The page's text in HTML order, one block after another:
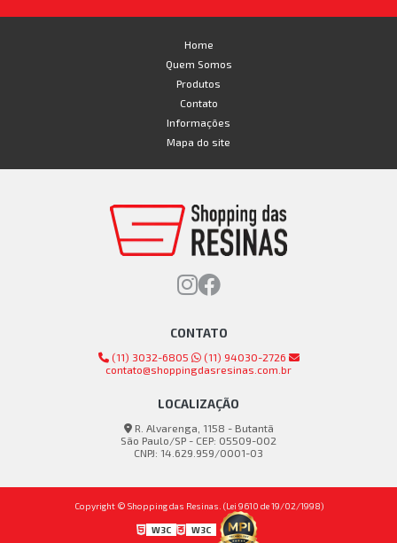
Home
Quem Somos
Produtos
Contato
Informações
Mapa do site
CONTATO
(11) 3032-6805
(11) 94030-2726
contato@shoppingdasresinas.com.br
LOCALIZAÇÃO
R. Alvarenga, 1158 - Butantã
São Paulo/SP - CEP: 05509-002
CNPJ: 14.629.959/0001-03
Copyright © Shopping das Resinas. (Lei 9610 de 19/02/1998)
W3C W3C